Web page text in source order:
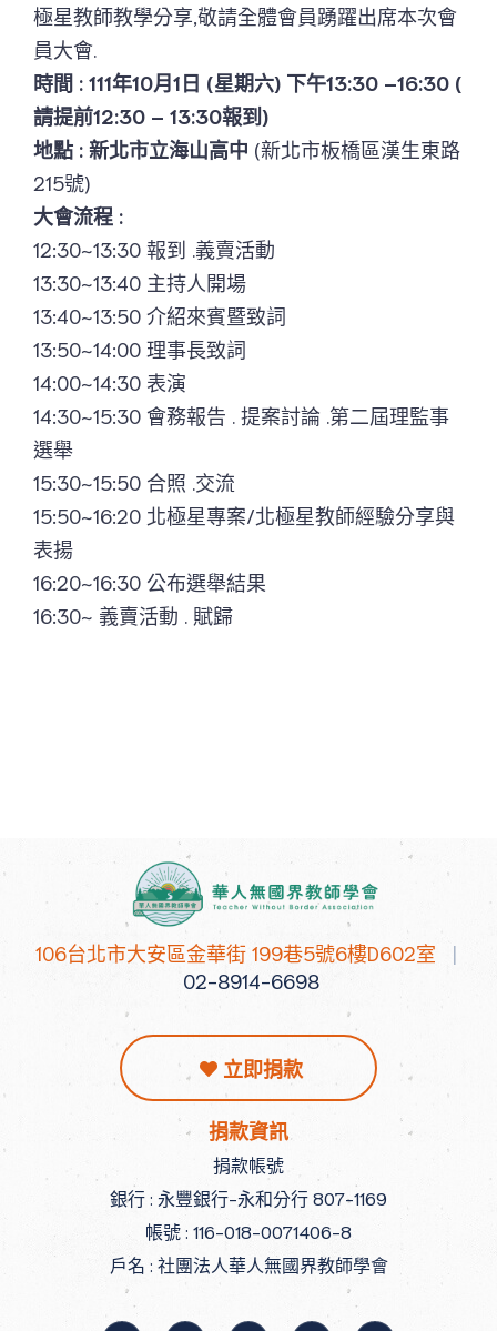
極星教師教學分享,敬請全體會員踴躍出席本次會
員大會.
時間 : 111年10月1日 (星期六) 下午13:30 –16:30 (
請提前12:30 – 13:30報到)
地點 : 新北市立海山高中 (新北市板橋區漢生東路
215號)
大會流程 :
12:30~13:30 報到 .義賣活動
13:30~13:40 主持人開場
13:40~13:50 介紹來賓暨致詞
13:50~14:00 理事長致詞
14:00~14:30 表演
14:30~15:30 會務報告 . 提案討論 .第二屆理監事
選舉
15:30~15:50 合照 .交流
15:50~16:20 北極星專案/北極星教師經驗分享與
表揚
16:20~16:30 公布選舉結果
16:30~ 義賣活動 . 賦歸
106台北市大安區金華街 199巷5號6樓D602室 |
02-8914-6698
立即捐款
捐款資訊
捐款帳號
銀行 : 永豐銀行-永和分行 807-1169
帳號 : 116-018-0071406-8
戶名 : 社團法人華人無國界教師學會